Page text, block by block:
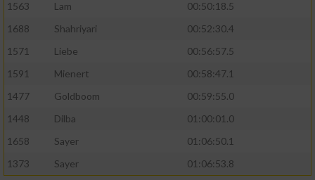
1563
Lam
00:50:18.5
1688
Shahriyari
00:52:30.4
1571
Liebe
00:56:57.5
1591
Mienert
00:58:47.1
1477
Goldboom
00:59:55.0
1448
Dilba
01:00:01.0
1658
Sayer
01:06:50.1
1373
Sayer
01:06:53.8